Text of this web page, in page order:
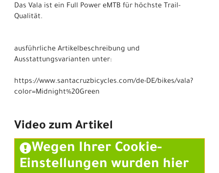
Das Vala ist ein Full Power eMTB für höchste Trail-
Qualität.
ausführliche Artikelbeschreibung und
Ausstattungsvarianten unter:
https://www.santacruzbicycles.com/de-DE/bikes/vala?
color=Midnight%20Green
Video zum Artikel
Wegen Ihrer Cookie-
Einstellungen wurden hier